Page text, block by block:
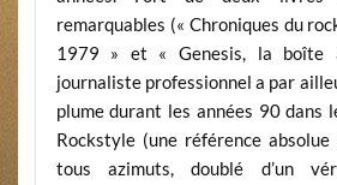
remarquables (« Chroniques du
1979 » et « Genesis, la boîte
journaliste professionnel a par
plume durant les années 90 dans
Rockstyle (une référence
tous azimuts, doublé d’un